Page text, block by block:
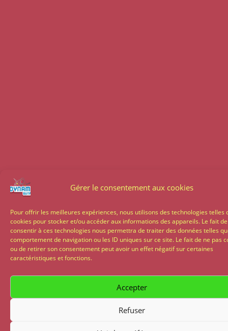
Gérer le consentement aux cookies
Pour offrir les meilleures expériences, nous utilisons des technologies telles
cookies pour stocker et/ou accéder aux informations des appareils. Le fait de
consentir à ces technologies nous permettra de traiter des données telles
comportement de navigation ou les ID uniques sur ce site. Le fait de ne pas
ou de retirer son consentement peut avoir un effet négatif sur certaines
caractéristiques et fonctions.
Accepter
Refuser